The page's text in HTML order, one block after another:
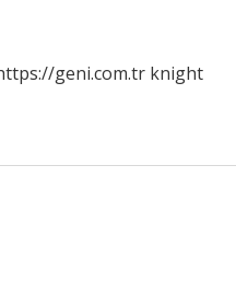
geni.com.tr knight